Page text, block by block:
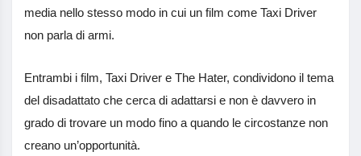
media nello stesso modo in cui un film come Taxi Driver
non parla di armi.
Entrambi i film, Taxi Driver e The Hater, condividono il tema
del disadattato che cerca di adattarsi e non è davvero in
grado di trovare un modo fino a quando le circostanze non
creano un’opportunità.